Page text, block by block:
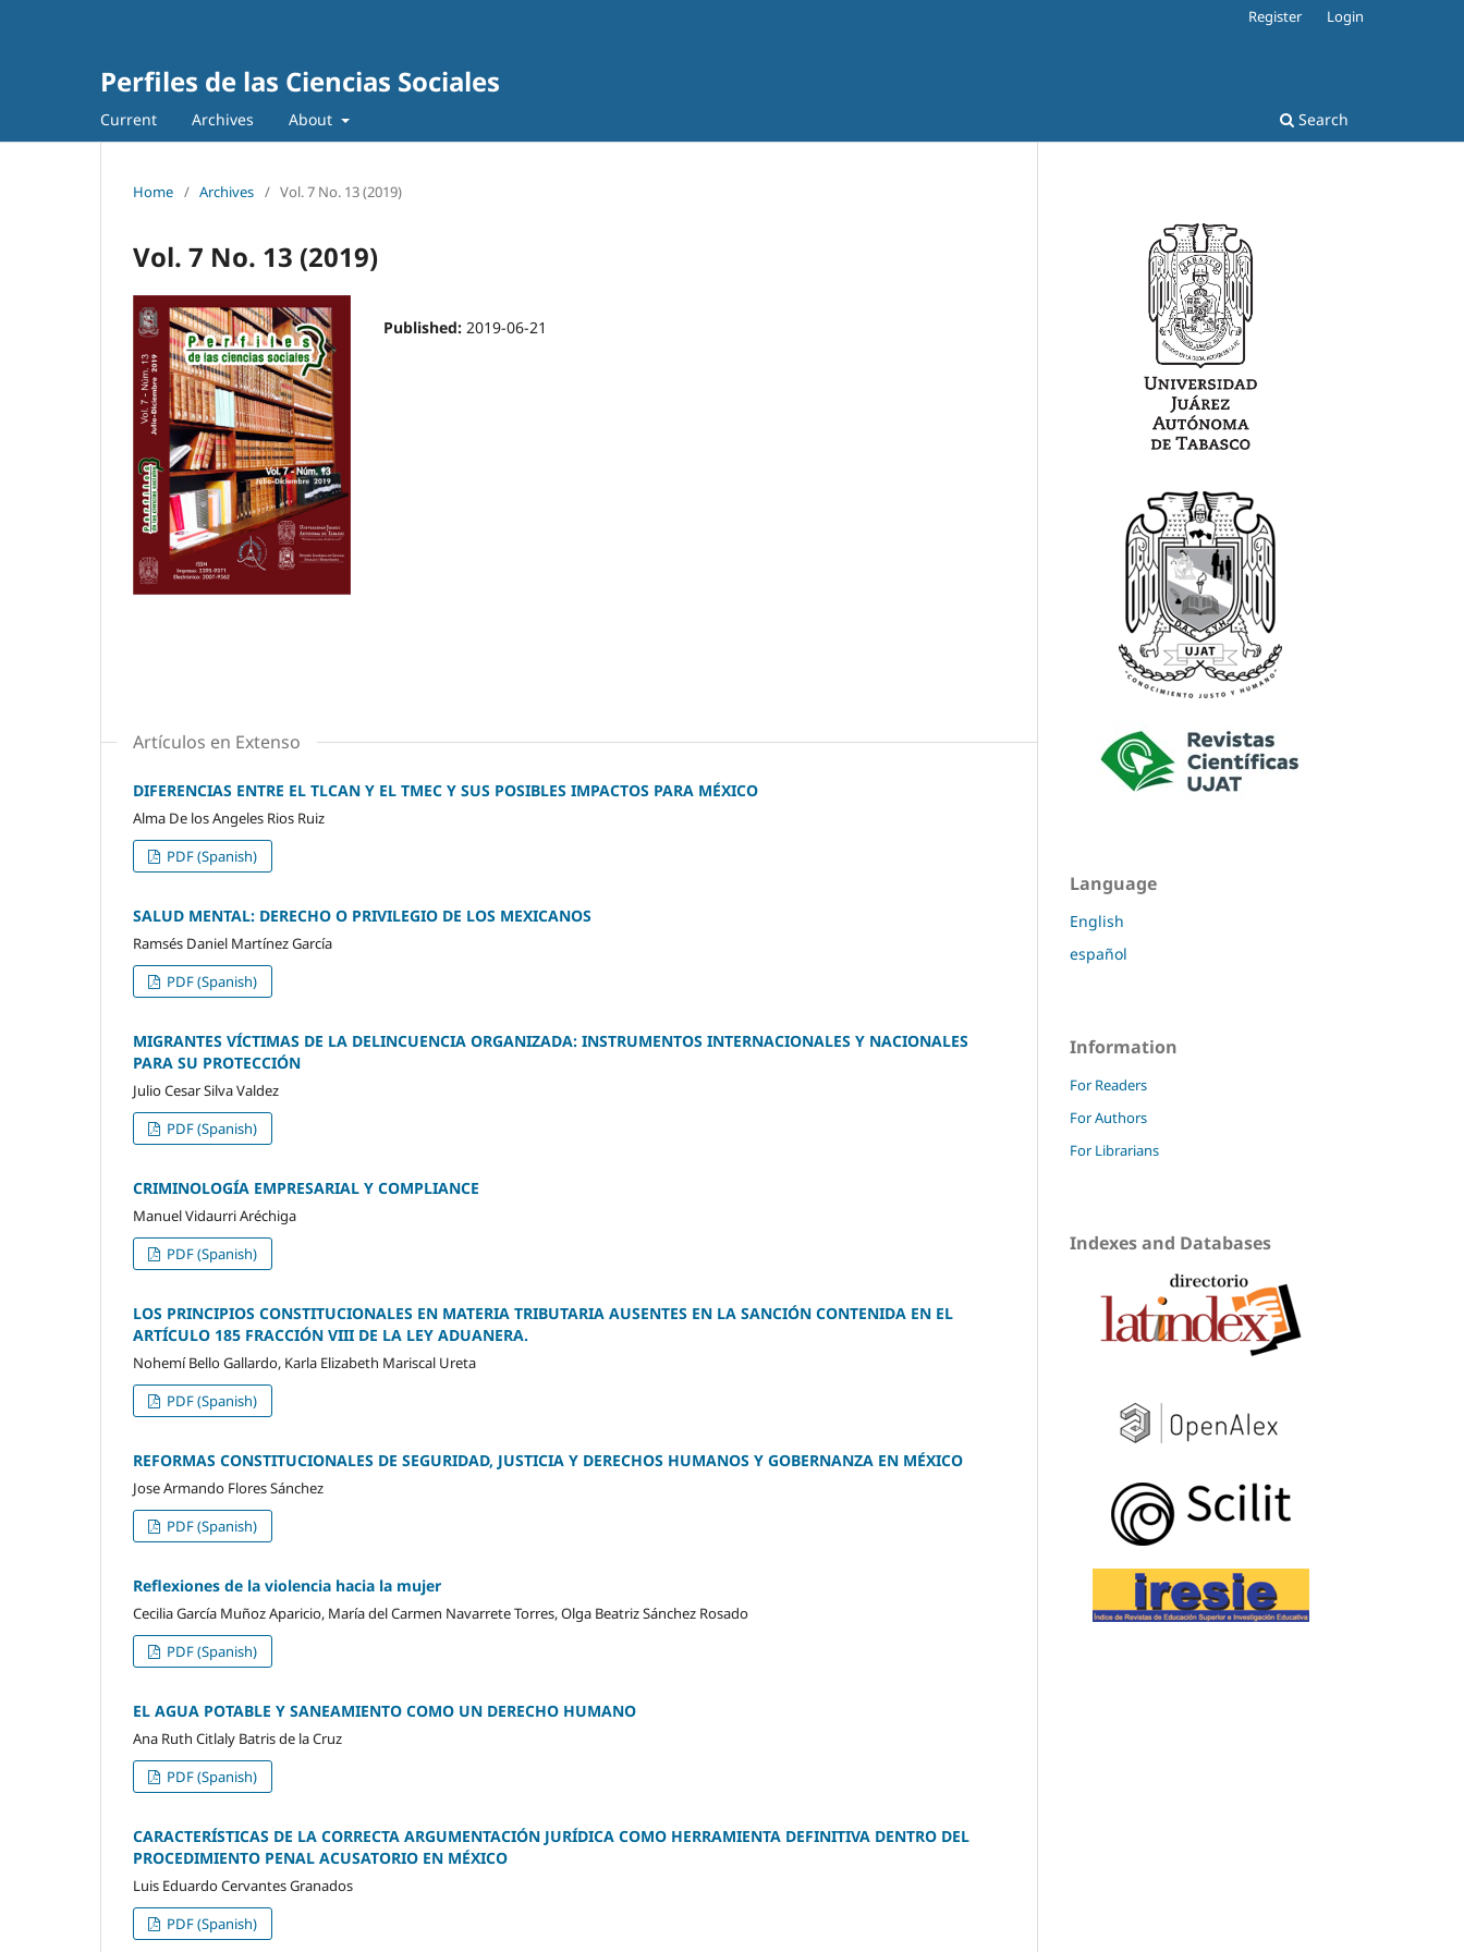
Perfiles de las Ciencias Sociales
Current Archives About Search
Register Login
Home / Archives / Vol. 7 No. 13 (2019)
Vol. 7 No. 13 (2019)
Published: 2019-06-21
Artículos en Extenso
DIFERENCIAS ENTRE EL TLCAN Y EL TMEC Y SUS POSIBLES IMPACTOS PARA MÉXICO
Alma De los Angeles Rios Ruiz
PDF (Spanish)
SALUD MENTAL: DERECHO O PRIVILEGIO DE LOS MEXICANOS
Ramsés Daniel Martínez García
PDF (Spanish)
MIGRANTES VÍCTIMAS DE LA DELINCUENCIA ORGANIZADA: INSTRUMENTOS INTERNACIONALES Y NACIONALES
PARA SU PROTECCIÓN
Julio Cesar Silva Valdez
PDF (Spanish)
CRIMINOLOGÍA EMPRESARIAL Y COMPLIANCE
Manuel Vidaurri Aréchiga
PDF (Spanish)
LOS PRINCIPIOS CONSTITUCIONALES EN MATERIA TRIBUTARIA AUSENTES EN LA SANCIÓN CONTENIDA EN EL
ARTÍCULO 185 FRACCIÓN VIII DE LA LEY ADUANERA.
Nohemí Bello Gallardo, Karla Elizabeth Mariscal Ureta
PDF (Spanish)
REFORMAS CONSTITUCIONALES DE SEGURIDAD, JUSTICIA Y DERECHOS HUMANOS Y GOBERNANZA EN MÉXICO
Jose Armando Flores Sánchez
PDF (Spanish)
Reflexiones de la violencia hacia la mujer
Cecilia García Muñoz Aparicio, María del Carmen Navarrete Torres, Olga Beatriz Sánchez Rosado
PDF (Spanish)
EL AGUA POTABLE Y SANEAMIENTO COMO UN DERECHO HUMANO
Ana Ruth Citlaly Batris de la Cruz
PDF (Spanish)
CARACTERÍSTICAS DE LA CORRECTA ARGUMENTACIÓN JURÍDICA COMO HERRAMIENTA DEFINITIVA DENTRO DEL
PROCEDIMIENTO PENAL ACUSATORIO EN MÉXICO
Luis Eduardo Cervantes Granados
PDF (Spanish)
Language
English
español
Information
For Readers
For Authors
For Librarians
Indexes and Databases